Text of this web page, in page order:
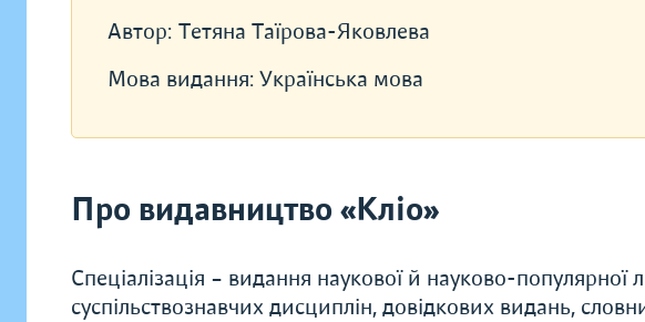
Автор: Тетяна Таїрова-Яковлева
Мова видання: Українська мова
Про видавництво «Кліо»
Спеціалізація – видання наукової й науково-популярної
суспільствознавчих дисциплін, довідкових видань,